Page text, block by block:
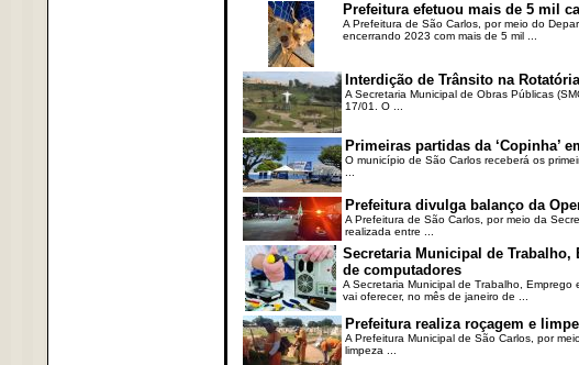
Prefeitura efetuou mais de 5 mil
A Prefeitura de São Carlos, por meio do
encerrando 2023 com mais de 5 mil ...
Interdição de Trânsito na
A Secretaria Municipal de Obras Públicas
17/01. O ...
Primeiras partidas da ‘Copinha’
O município de São Carlos receberá os
Prefeitura divulga balanço da
A Prefeitura de São Carlos, por meio da
realizada entre ...
Secretaria Municipal de Trabalho,
de computadores
A Secretaria Municipal de Trabalho, Emprego
vai oferecer, no mês de janeiro de ...
Prefeitura realiza roçagem e
A Prefeitura Municipal de São Carlos, por
limpeza ...